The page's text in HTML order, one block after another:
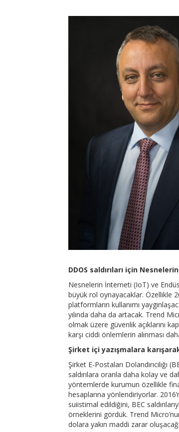
DDOS saldırıları için
Nesnelerin İnterneti (IoT) ve
büyük rol oynayacaklar. Özellikle
platformların kullanımı
yılında daha da artacak. Trend
olmak üzere güvenlik açıklarını
karşı ciddi önlemlerin alınması
Şirket içi yazışmalara
Şirket E-Postaları Dolandırıcılığı
saldırılara oranla daha kolay ve
yöntemlerde kurumun özellikle
hesaplarına yönlendiriyorlar.
suiistimal edildiğini, BEC
örneklerini gördük. Trend
dolara yakın maddi zarar